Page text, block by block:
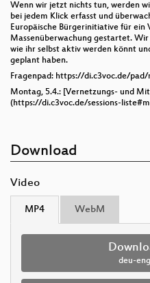
Wenn wir jetzt nichts tun, werden
bei jedem Klick erfasst und
Europäische Bürgerinitiative für ein
Massenüberwachung gestartet.
wie ihr selbst aktiv werden könnt
geplant haben.
Fragenpad: https://di.c3voc.de/
Montag, 5.4.: [Vernetzungs- und
(https://di.c3voc.de/sessions-
Download
Video
MP4 WebM
deu-eng